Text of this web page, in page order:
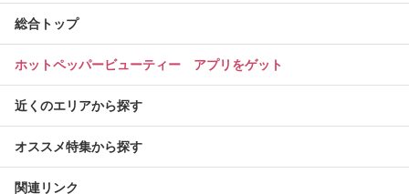
総合トップ
ホットペッパービューティー アプリをゲット
近くのエリアから探す
オススメ特集から探す
関連リンク